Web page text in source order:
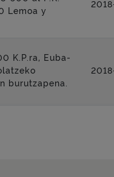
Lemoa y
K.P.ra, Euba-
burutzapena.